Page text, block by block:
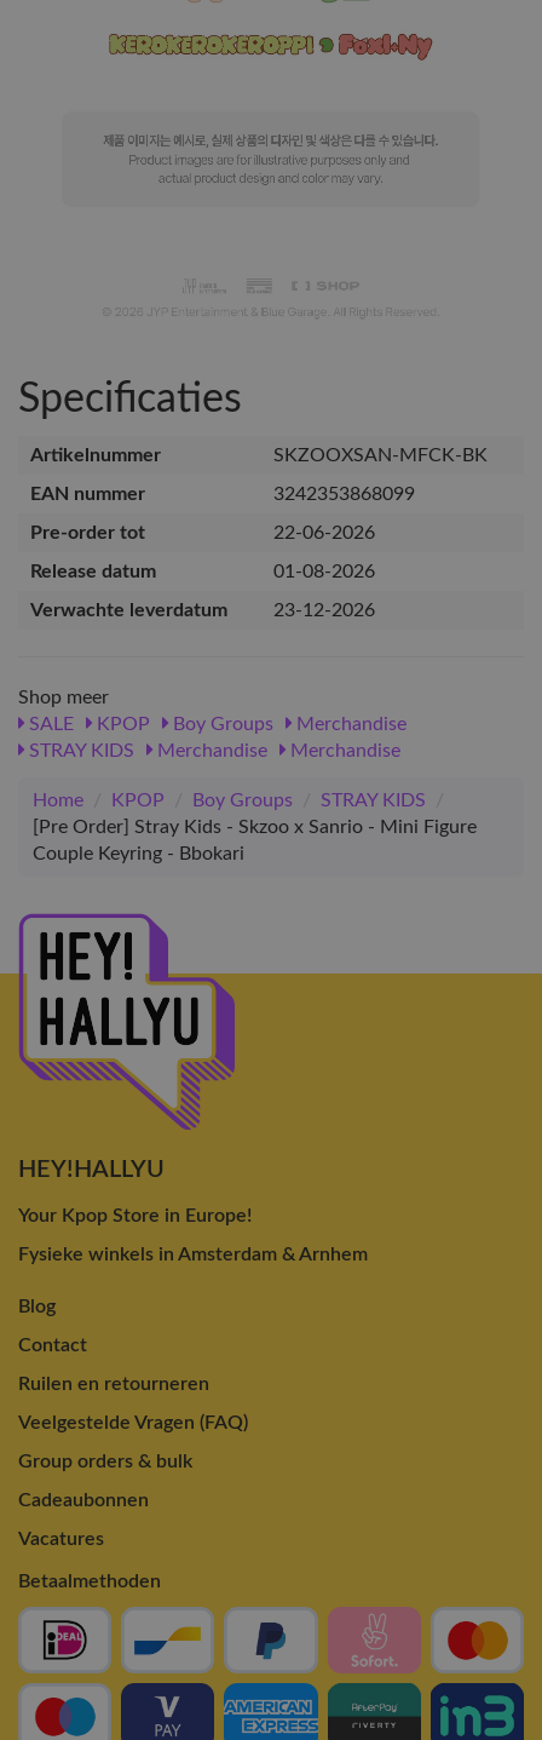
Specificaties
Artikelnummer
SKZOOXSAN-MFCK-BK
EAN nummer
3242353868099
Pre-order tot
22-06-2026
Release datum
01-08-2026
Verwachte leverdatum
23-12-2026
Shop meer
SALE
KPOP Boy Groups
Merchandise
STRAY KIDS
Merchandise Merchandise
Home / KPOP / Boy Groups / STRAY KIDS
/
[Pre Order] Stray Kids - Skzoo x Sanrio - Mini Figure
Couple Keyring - Bbokari
HEY!HALLYU
Your Kpop Store in Europe!
Fysieke winkels in Amsterdam & Arnhem
Blog
Contact
Ruilen en retourneren
Veelgestelde Vragen (FAQ)
Group orders & bulk
Cadeaubonnen
Vacatures
Betaalmethoden